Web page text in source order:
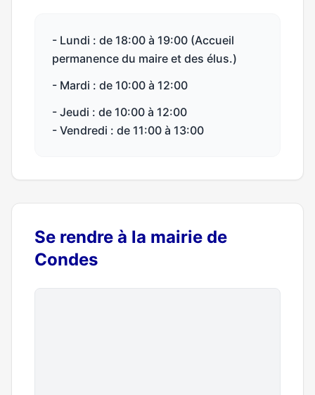
- Lundi : de 18:00 à 19:00 (Accueil
permanence du maire et des élus.)
- Mardi : de 10:00 à 12:00
- Jeudi : de 10:00 à 12:00
- Vendredi : de 11:00 à 13:00
Se rendre à la mairie de
Condes